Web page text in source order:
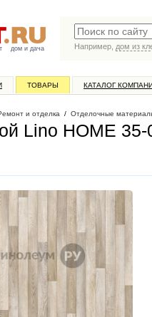
дом и дача
Например, дом из
ТОВАРЫ КАТАЛОГ
и отделка / Отделочные
Lino HOME